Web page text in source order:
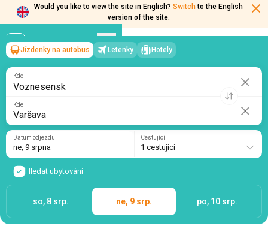
Would you like to view the site in English? Switch to the English
version of the site.
Voznesensk→Varšava
ne, 9 srpna/1 cestující
Jízdenky na autobus Letenky Hotely
Kde
Kde
Datum odjezdu
ne, 9 srpna
Cestující
1 cestující
Hledat ubytování
so, 8 srp. ne, 9 srp. po, 10 srp.